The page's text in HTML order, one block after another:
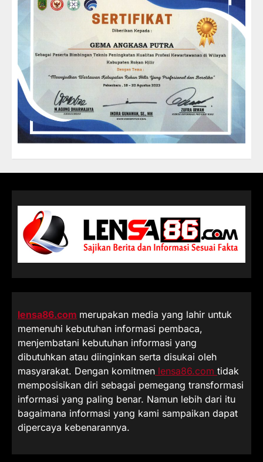
lensa86.com merupakan media yang lahir untuk
memenuhi kebutuhan informasi pembaca,
menjembatani kebutuhan informasi yang
dibutuhkan atau diinginkan serta disukai oleh
masyarakat. Dengan komitmen lensa86.com tidak
memposisikan diri sebagai pemegang transformasi
informasi yang paling benar. Namun lebih dari itu
bagaimana informasi yang kami sampaikan dapat
dipercaya kebenarannya.